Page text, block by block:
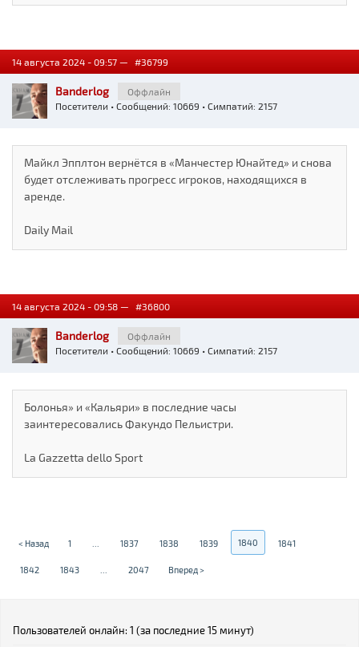
14 августа 2024 - 09:57 — #36799
Banderlog
Оффлайн
Посетители • Сообщений: 10669 • Симпатий: 2157
Майкл Эпплтон вернётся в «Манчестер Юнайтед» и снова
будет отслеживать прогресс игроков, находящихся в
аренде.
Daily Mail
14 августа 2024 - 09:58 — #36800
Banderlog
Оффлайн
Посетители • Сообщений: 10669 • Симпатий: 2157
Болонья» и «Кальяри» в последние часы
заинтересовались Факундо Пельистри.
La Gazzetta dello Sport
< Назад 1 1837 1838 1839 1840 1841
1842 1843 2047 Вперед >
Пользователей онлайн: 1 (за последние 15 минут)